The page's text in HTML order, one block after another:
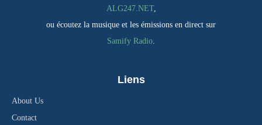
ALG247.NET,
ou écoutez la musique et les émissions en direct sur
Samify Radio.
Liens
About Us
Contact